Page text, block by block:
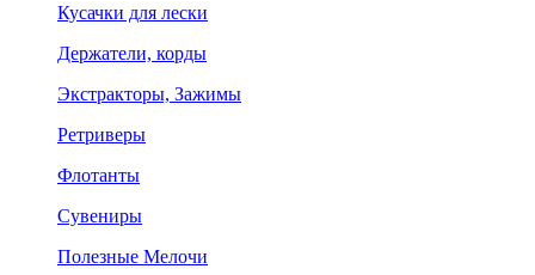
Кусачки для лески
Держатели, корды
Экстракторы, Зажимы
Ретриверы
Флотанты
Сувениры
Полезные Мелочи